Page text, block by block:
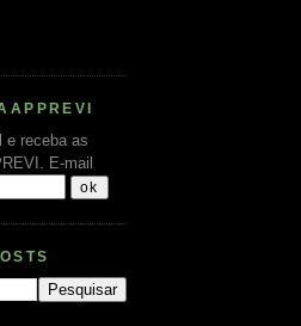
e receba as
E-mail